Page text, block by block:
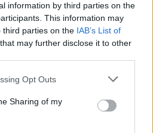
information by third parties on the
This information may
third parties on the IAB’s List of
that may further disclose it to other
Opt Outs
Sharing of my